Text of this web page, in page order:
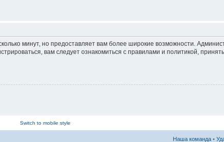
минут, но предоставляет вам более широкие возможности.
вам следует ознакомиться с правилами и политикой,
Switch to mobile style
Наша команда •